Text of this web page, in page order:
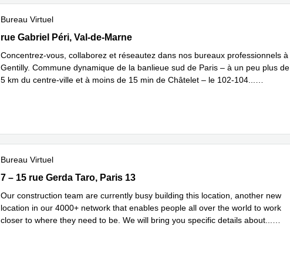
Bureau Virtuel
102-104 rue Gabriel Péri, Val-de-Marne
rue Gabriel Péri, Val-de-Marne
Concentrez-vous, collaborez et réseautez dans nos bureaux professionnels à
Gentilly. Commune dynamique de la banlieue sud de Paris – à un peu plus de
5 km du centre-ville et à moins de 15 min de Châtelet – le 102-104
Bureau Virtuel
7 – 15 rue Gerda Taro, Paris 13
7 – 15 rue Gerda Taro, Paris 13
Our construction team are currently busy building this location, another new
location in our 4000+ network that enables people all over the world to work
closer to where they need to be. We will bring you specific details about